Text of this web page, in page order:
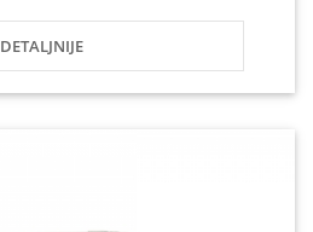
DETALJNIJE